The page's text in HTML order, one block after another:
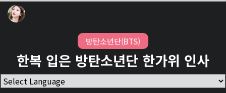
방탄소년단(BTS)
한복 입은 방탄소년단 한가위 인사